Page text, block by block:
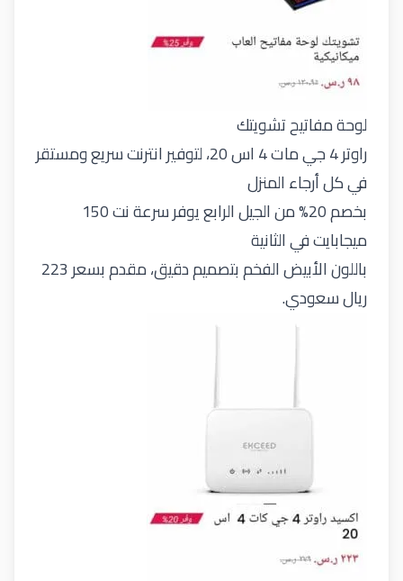
لوحة مفاتيح تشويتك
راوتر 4 جي مات 4 اس 20، لتوفير انترنت سريع ومستقر
في كل أرجاء المنزل
بخصم 20% من الجيل الرابع يوفر سرعة نت 150
ميجابايت في الثانية
باللون الأبيض الفخم بتصميم دقيق، مقدم بسعر 223
ريال سعودي.